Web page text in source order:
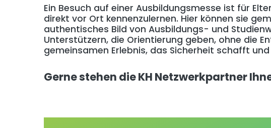
Ein Besuch auf einer Ausbildungsmesse ist für
direkt vor Ort kennenzulernen. Hier können sie
authentisches Bild von Ausbildungs- und
Unterstützern, die Orientierung geben, ohne die
gemeinsamen Erlebnis, das Sicherheit schafft
Gerne stehen die KH Netzwerkpartner